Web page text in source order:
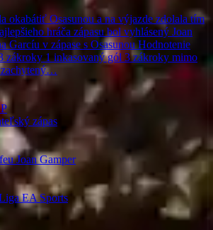
okabátiť Osasunou a na výjazde zdolala tím
hráča zápasu bol vyhlásený Joan
Garcíu v zápase s Osasunou Hodnotenie
zákroky 1 inkasovaný gól 3 zákroky mimo
zachytený…
zápas
Joan Gamper
EA Sports